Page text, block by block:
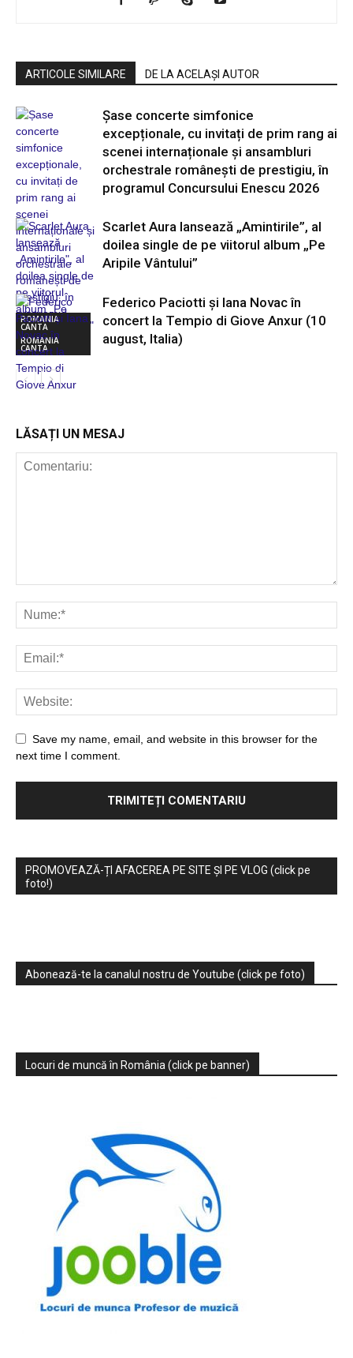
ARTICOLE SIMILARE DE LA ACELAȘI AUTOR
ROMANIA
CANTA
Șase concerte simfonice
excepționale, cu invitați de prim rang ai
scenei internaționale și ansambluri
orchestrale românești de prestigiu, în
programul Concursului Enescu 2026
ROMANIA
CANTA
Scarlet Aura lansează „Amintirile”, al
doilea single de pe viitorul album „Pe
Aripile Vântului”
Federico Paciotti și Iana Novac în
concert la Tempio di Giove Anxur (10
august, Italia)
LĂSAȚI UN MESAJ
Save my name, email, and website in this browser for the
next time I comment.
PROMOVEAZĂ-ȚI AFACEREA PE SITE ȘI PE VLOG (click pe
foto!)
Abonează-te la canalul nostru de Youtube (click pe foto)
Locuri de muncă în România (click pe banner)